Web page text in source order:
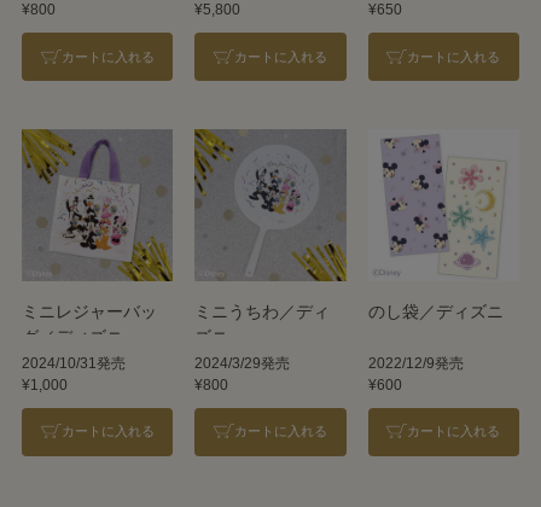
¥800
カートに入れる
¥5,800
カートに入れる
¥650
カートに入れる
ミニレジャーバッ
グ／ディズニー
2024/10/31発売
¥1,000
カートに入れる
ミニうちわ／ディ
ズニー
2024/3/29発売
¥800
カートに入れる
のし袋／ディズニ
2022/12/9発売
¥600
カートに入れる